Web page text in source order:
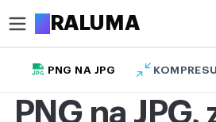
ARALUMA
Przytnij obraz
PNG NA JPG
PNG na